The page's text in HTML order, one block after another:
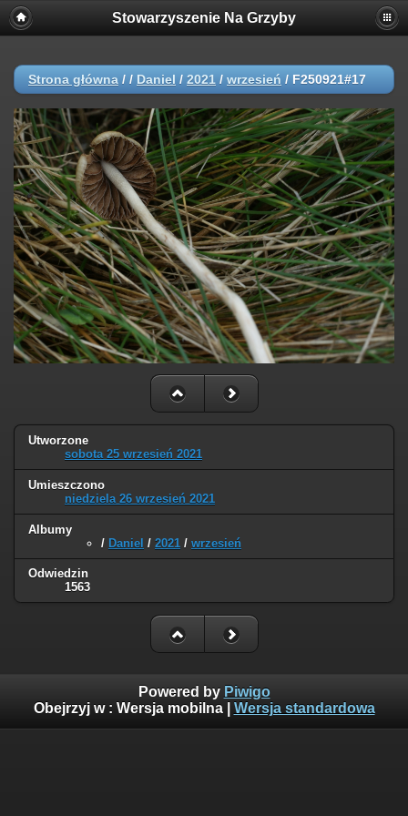
Stowarzyszenie Na Grzyby
Strona główna / / Daniel / 2021 / wrzesień / F250921#17
Utworzone
sobota 25 wrzesień 2021
Umieszczono
niedziela 26 wrzesień 2021
Albumy
/ Daniel / 2021 / wrzesień
Odwiedzin
1563
Powered by Piwigo
Obejrzyj w : Wersja mobilna| Wersja standardowa